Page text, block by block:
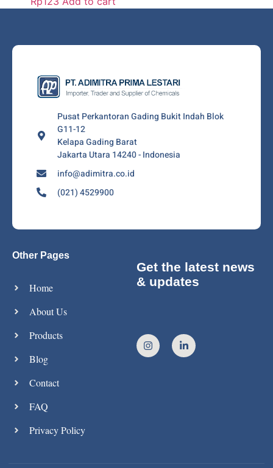
Pusat Perkantoran Gading Bukit Indah Blok
G11-12
Kelapa Gading Barat
Jakarta Utara 14240 - Indonesia
info@adimitra.co.id
(021) 4529900
Other Pages
Home
About Us
Products
Blog
Contact
FAQ
Privacy Policy
Get the latest news
& updates